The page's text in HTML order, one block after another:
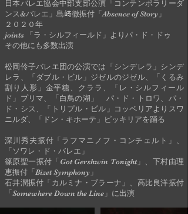
日本バレエ協会中部支部公演「コンテンポラリーダ
ンス&バレエ」島﨑徹振付「Absence of Story」
２０２０年
joints 「ラ・シルフィールド」よりパ・ド・ドゥ
その他にも多数出演
松岡伶子バレエ団の公演では「シンデレラ」シンデ
レラ、「ダブル・ビル」ジゼルのジゼル、「くるみ
割り人形」金平糖、クララ、「レ・シルフィール
ド」プリマ、「白鳥の湖」 パ・ド・トロワ、パ・
ド・シス、「トリプル・ビル」コッペリアよりスワ
ニルダ、「ドン・キホーテ」ピッキリアを踊る
深川秀夫振付「ラフマニノフ・コンチェルト」、
「ソワレ・ド・バレエ」
篠原聖一振付「Got Gershwin Tonight」、下村由理
恵振付「Bizet Symphony」
石井潤振付「カルミナ・ブラーナ」、高比良洋振付
「Somewhere Down the Line」に出演